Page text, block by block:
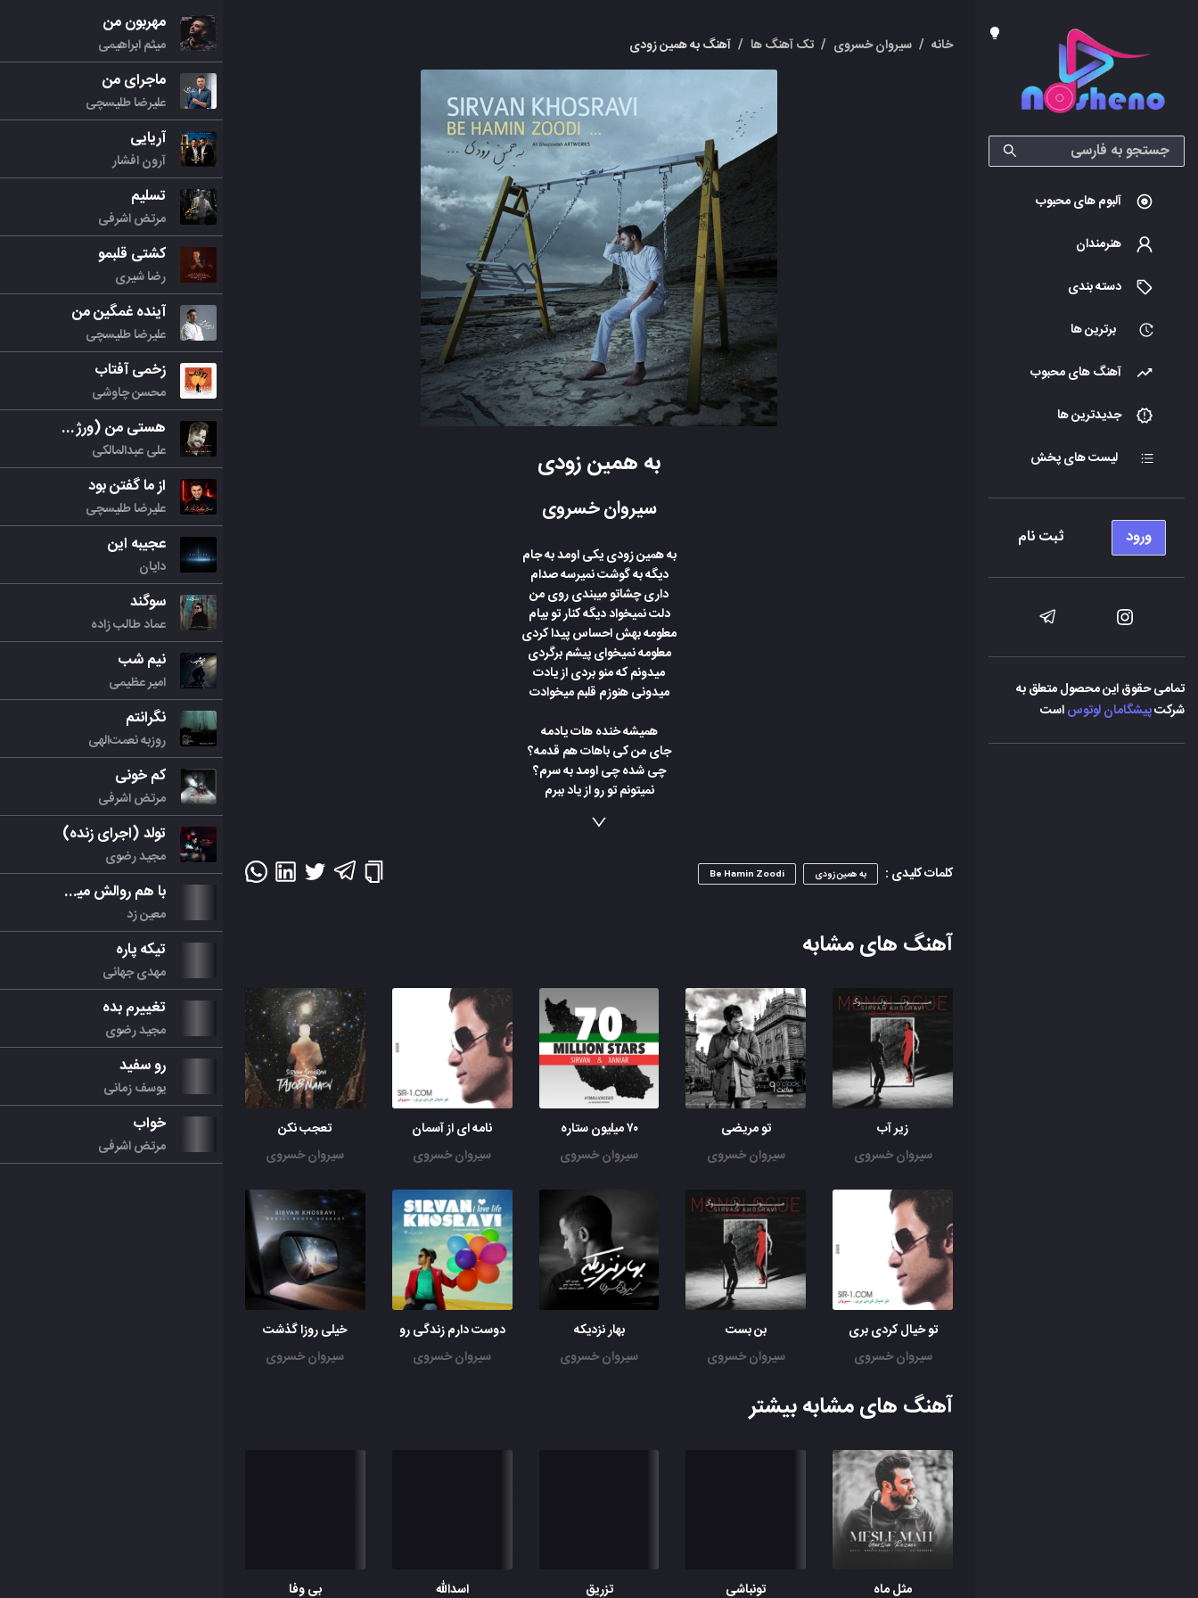
آلبوم های محبوب
هنرمندان
دسته بندی
برترین ها
آهنگ های محبوب
جدیدترین ها
لیست های پخش
ورود ثبت نام
تمامی حقوق این محصول متعلق به
شرکتپیشگامان لوتوساست
خانه / سیروان خسروی / تک آهنگ ها / آهنگ به همین زودی
به همین زودی
سیروان خسروی
به همین زودی یکی اومد به جام
دیگه به گوشت نمیرسه صدام
داری چشاتو میبندی روی من
دلت نمیخواد دیگه کنار تو بیام
معلومه بهش احساس پیدا کردی
معلومه نمیخوای پیشم برگردی
میدونم که منو بردی از یادت
میدونی هنوزم قلبم میخوادت
همیشه خنده هات یادمه
جای من کی باهات هم قدمه؟
چی شده چی اومد به سرم؟
نمیتونم تو رو از یاد ببرم
بعد من روزات چقد خوب میگذره؟
همیشه خنده هات یادمه
جای من کی باهات هم قدمه؟
چی شده چی اومد به سرم؟
نمیتونم تو رو از یاد ببرم
کلمات کلیدی : به همین زودی Be Hamin Zoodi
آهنگ های مشابه
زیر آب
سیروان خسروی
تو مریضی
سیروان خسروی
۷۰ میلیون ستاره
سیروان خسروی
نامه ای از آسمان
سیروان خسروی
تعجب نکن
سیروان خسروی
تو خیال کردی بری
سیروان خسروی
بن بست
سیروان خسروی
بهار نزدیکه
سیروان خسروی
دوست دارم زندگی رو
سیروان خسروی
خیلی روزا گذشت
سیروان خسروی
آهنگ های مشابه بیشتر
مثل ماه تونباشی تزریق اسدالله بی وفا
مهربون من
میثم ابراهیمی
ماجرای من
علیرضا طلیسچی
آریایی
آرون افشار
تسلیم
مرتض اشرفی
کشتی قلبمو
رضا شیری
آینده غمگین من
علیرضا طلیسچی
زخمی آفتاب
محسن چاوشی
هستی من (ورژن جدید)
علی عبدالمالکی
از ما گفتن بود
علیرضا طلیسچی
عجیبه این
دایان
سوگند
عماد طالب زاده
نیم شب
امیر عظیمی
نگرانتم
روزبه نعمت‌الهی
کم خونی
مرتض اشرفی
تولد (اجرای زنده)
مجید رضوی
با هم روالش میکنیم
معین زد
تیکه پاره
مهدی جهانی
تغییرم بده
مجید رضوی
رو سفید
یوسف زمانی
خواب
مرتض اشرفی